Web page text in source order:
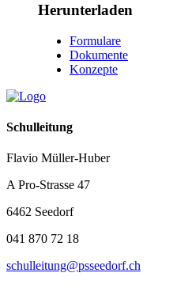
Herunterladen
Formulare
Dokumente
Konzepte
Schulleitung
Flavio Müller-Huber
A Pro-Strasse 47
6462 Seedorf
041 870 72 18
schulleitung@psseedorf.ch